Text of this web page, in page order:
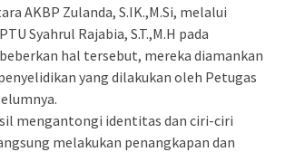
AKBP Zulanda, S.IK.,M.Si, melalui
Syahrul Rajabia, S.T.,M.H pada
hal tersebut, mereka diamankan
yang dilakukan oleh Petugas
mengantongi identitas dan ciri-ciri
melakukan penangkapan dan